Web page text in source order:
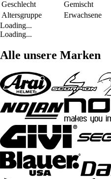
Geschlecht
Gemischt
Altersgruppe
Erwachsene
Loading...
Loading...
Alle unsere Marken